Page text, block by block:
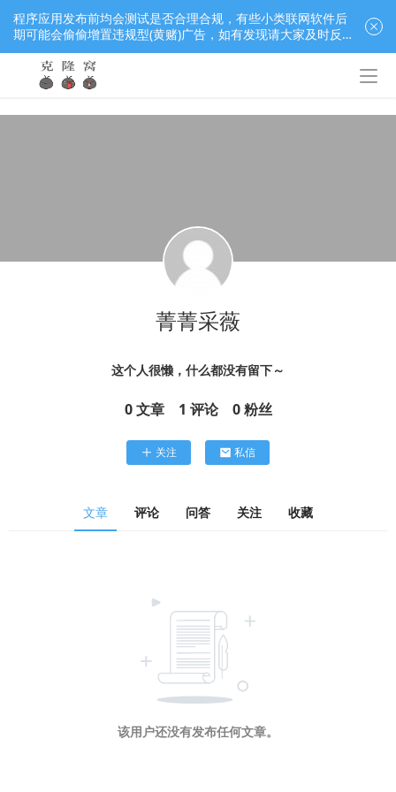
菁菁采薇
这个人很懒，什么都没有留下～
0 文章 1 评论 0 粉丝
关注 私信
文章 评论 问答 关注 收藏
该用户还没有发布任何文章。
程序应用发布前均会测试是否合理合规，有些小类联网软件后
期可能会偷偷增置违规型(黄赌)广告，如有发现请大家及时反
馈窝长进行处理，共同监督维护良好的程序应用下载社区！